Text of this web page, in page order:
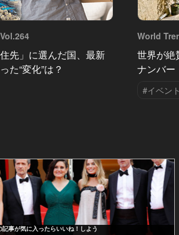
先」に選んだ国、最新
た“変化”は？
World
世界が絶
ナンバー
#イベン
記事が気に入ったらいいね！しよう